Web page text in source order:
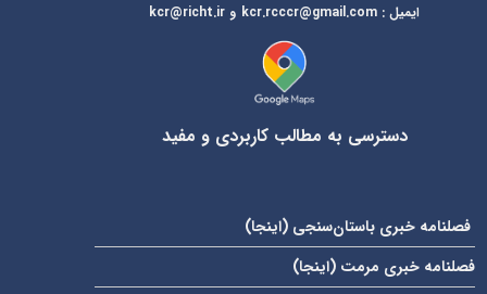
ایمیل:
kcr@richt.ir و kcr.rcccr@gmail.com
دسترسی به مطالب کاربردی و مفید
فصلنامه خبری باستان‌سنجی ( اینجا)
فصلنامه خبری مرمت ( اینجا)